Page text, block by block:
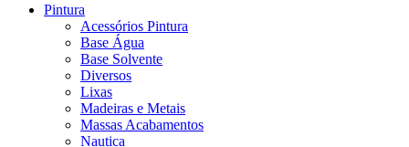
Pintura
Acessórios Pintura
Base Água
Base Solvente
Diversos
Lixas
Madeiras e Metais
Massas Acabamentos
Nautica